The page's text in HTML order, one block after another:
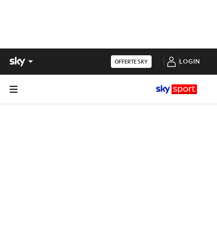
OFFERTE SKY LOGIN